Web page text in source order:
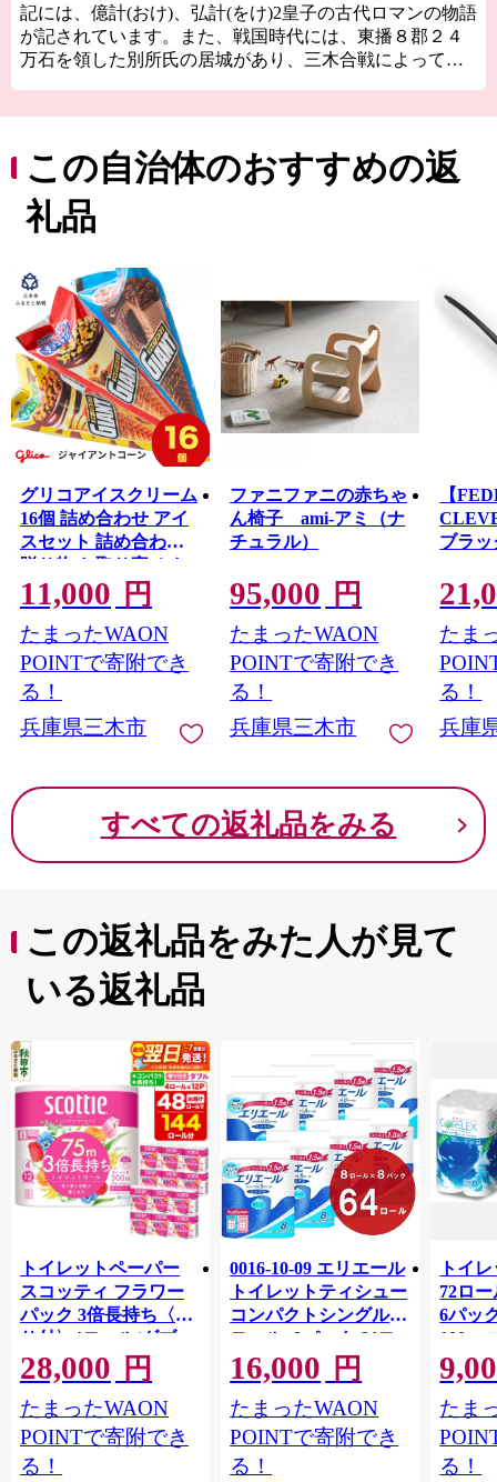
記には、億計(おけ)、弘計(をけ)2皇子の古代ロマンの物語
が記されています。また、戦国時代には、東播８郡２４
万石を領した別所氏の居城があり、三木合戦によって荒
ともに山田錦（酒米）の主生産地となるとともに、三木
金物ブランドとしても全国的に有名なまちです。
一方、市域内を中国及び山陽自動車道が通過するなど、
全国的にも交通の要衝として注目され、数多くのゴルフ
木ホースランドパーク」「山田錦の館」「吉川温泉よか
たん」をはじめ大型リゾート施設「ネスタリゾート神
戸」など、観光資源も多彩なものがあります。
この自治体のおすすめの返
礼品
グリコアイスクリーム
16個 詰め合わせ アイ
スセット 詰め合わせ
贈り物 お取り寄せ お
中元 ギフト 送料無料
食べ比べ チョコ 配達
ファミリーパック
11,000 円
たまったWAON
POINTで寄附でき
る！
兵庫県三木市
ファニファニの赤ちゃ
ん椅子 ami‐アミ（ナ
チュラル）
95,000 円
たまったWAON
POINTで寄附でき
る！
兵庫県三木市
【
ブラ
たま
る！
兵庫
すべての返礼品をみる
この返礼品をみた人が見て
いる返礼品
トイレットペーパー
スコッティ フラワー
パック 3倍長持ち〈香
り付〉4ロール(ダブ
ル)×12パック 日用品
最短翌日発送 [スコッ
ティ フラワーパック
トイレットペーパー
日本製紙クレシア] 秋
28,000 円
たまったWAON
POINTで寄附でき
る！
0016-10-09 エリエール
トイレットティシュー
コンパクトシングル 8
ロール×8パック 64ロ
ール 1.5倍巻 82.5m
トイレットペーパー
シングル パルプ100％
香りつき 日用品 消耗
品 備蓄
16,000 円
たまったWAON
POINTで寄附でき
る！
トイ
72ロ
6パッ
100m
FSCリ
長巻タ
100％
防災
ペー
たま
る！